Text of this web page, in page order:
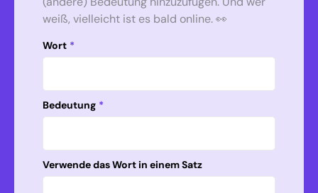
weiß, vielleicht ist es bald online. 👀
Wort *
Bedeutung *
Verwende das Wort in einem Satz